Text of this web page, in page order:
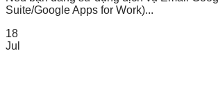
Suite/Google Apps for Work)...
18
Jul